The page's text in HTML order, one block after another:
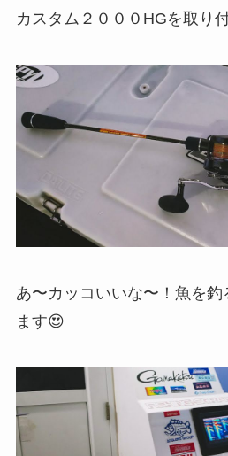
カスタム２０００HGを取り
あ〜カッコいいな〜！魚を
ます😍